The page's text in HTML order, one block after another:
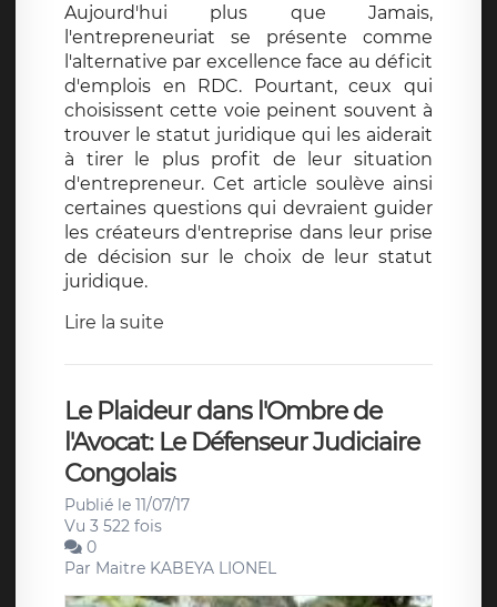
Aujourd'hui plus que Jamais,
l'entrepreneuriat se présente comme
l'alternative par excellence face au déficit
d'emplois en RDC. Pourtant, ceux qui
choisissent cette voie peinent souvent à
trouver le statut juridique qui les aiderait
à tirer le plus profit de leur situation
d'entrepreneur. Cet article soulève ainsi
certaines questions qui devraient guider
les créateurs d'entreprise dans leur prise
de décision sur le choix de leur statut
juridique.
Lire la suite
Le Plaideur dans l'Ombre de
l'Avocat: Le Défenseur Judiciaire
Congolais
Publié le 11/07/17
Vu 3 522 fois
0
Par Maitre KABEYA LIONEL